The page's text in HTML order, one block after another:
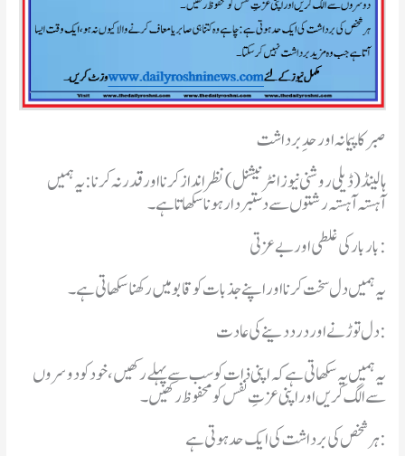
صبر کا پیمانہ اور حدِ برداشت
ہالینڈ(ڈیلی روشنی نیوز انٹرنیشنل )نظرانداز کرنا اور قدر نہ کرنا:یہ ہمیں
آہستہ آہستہ رشتوں سے دستبردار ہونا سکھاتا ہے۔
بار بار کی غلطی اور بے عزتی:
یہ ہمیں دل سخت کرنا اور اپنے جذبات کو قابو میں رکھنا سکھاتی ہے۔
دل توڑنے اور درد دینے کی عادت:
یہ ہمیں یہ سکھاتی ہے کہ اپنی ذات کو سب سے پہلے رکھیں، خود کو دوسروں
سے الگ کریں اور اپنی عزتِ نفس کو محفوظ رکھیں۔
ہر شخص کی برداشت کی ایک حد ہوتی ہے: